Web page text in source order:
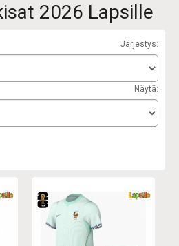
2026 Lapsille
Järjestys:
Näytä: